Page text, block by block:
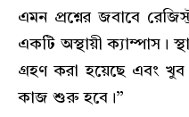
এমন প্রশ্নের জবাবে
একটি অস্থায়ী ক্যাম্পাস।
গ্রহণ করা হয়েছে এবং খুব
কাজ শুরু হবে।”